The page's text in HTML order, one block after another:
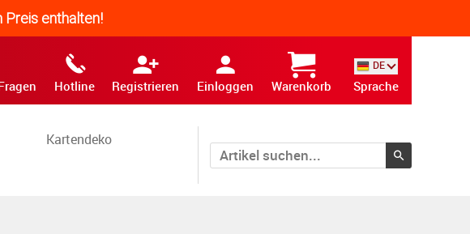
Preis enthalten!
Hotline Registrieren Einloggen Warenkorb
DE
Sprache
Kartendeko